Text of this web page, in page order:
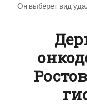
Он выберет вид